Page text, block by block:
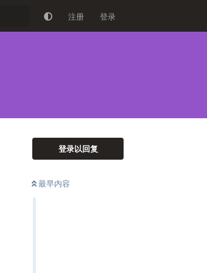
注册 登录
登录以回复
最早内容